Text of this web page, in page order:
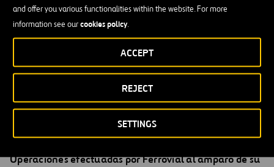
and offer you various functionalities within the website. For more
information see ourcookies policy.
SETTINGS
REJECT
ACCEPT
Madrid, 14 de agosto de 2015
Secretario del Consejo de Administración de Ferrovial, S.A.
Hechos Relevantes
Operaciones efectuadas por Ferrovial al amparo de su